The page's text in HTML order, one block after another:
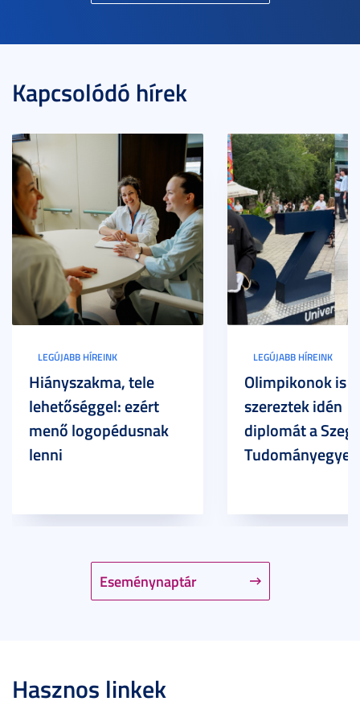
Kapcsolódó hírek
Eseménynaptár
LEGÚJABB HÍREINK
Hiányszakma, tele
lehetőséggel: ezért
menő logopédusnak
lenni
LEGÚJABB HÍREINK
Olimpikonok is
szereztek idén
diplomát a
Hasznos linkek